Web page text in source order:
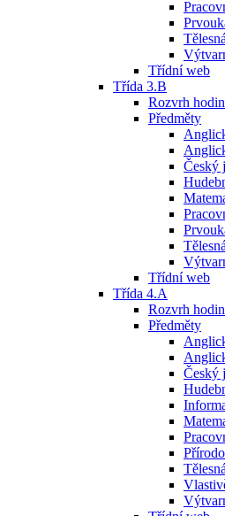
Třídní web
Třída 3.B
Rozvrh hodin
Předměty
Český
Třídní web
Třída 4.A
Rozvrh hodin
Předměty
Český